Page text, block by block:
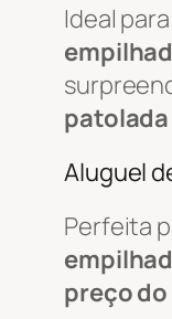
Ideal
patolada
Aluguel
Perfeita
preço